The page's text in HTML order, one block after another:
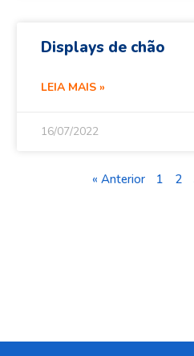
Displays de chão
LEIA MAIS »
16/07/2022
« Anterior 1 2